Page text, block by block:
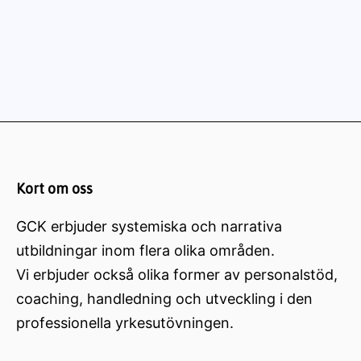
Kort om oss
GCK erbjuder systemiska och narrativa
utbildningar inom flera olika områden.
Vi erbjuder också olika former av personalstöd,
coaching, handledning och utveckling i den
professionella yrkesutövningen.